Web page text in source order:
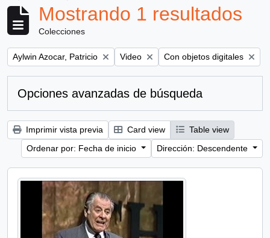
Mostrando 1 resultados
Colecciones
Remove filter:
Aylwin Azocar, Patricio Remove filter:
Video Remove filter:
Con objetos digitales
Opciones avanzadas de búsqueda
Imprimir vista previa Card view
Table view
Ordenar por: Fecha de inicio
Dirección: Descendente